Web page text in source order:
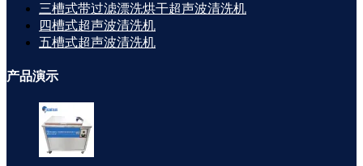
三槽式带过滤漂洗烘干超声波清洗机
四槽式超声波清洗机
五槽式超声波清洗机
产品演示